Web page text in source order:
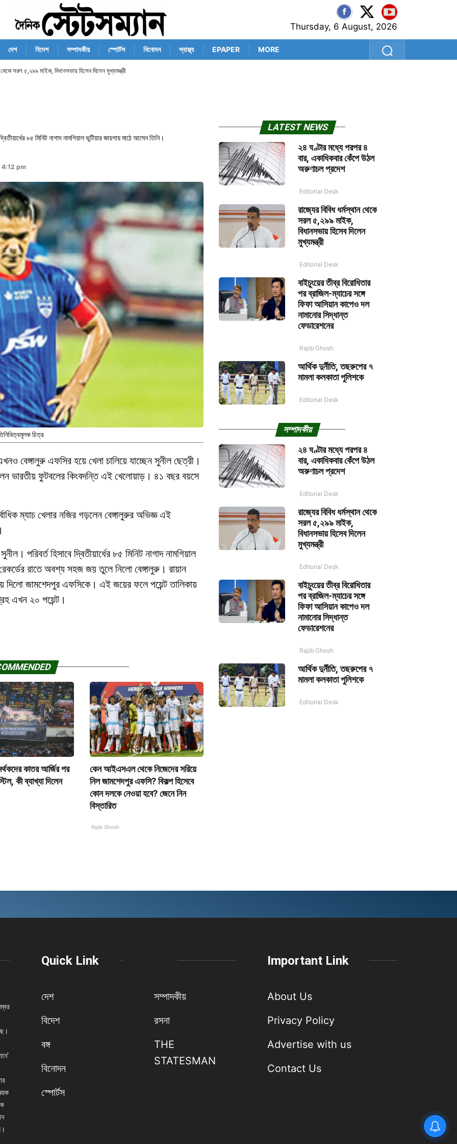
Thursday, 6 August, 2026
দেশ বিদেশ সম্পাদকীয় স্পোর্টস বিনোদন স্বাস্থ্য EPAPER MORE
থেকে সরল ৫,২৯৯ মাইক, বিধানসভায় হিসেব দিলেন মুখ্যমন্ত্রী
৮৫ মিনিট নাগাদ নামগিয়াল ভুটিয়ার জায়গায় মাঠে আসেন তিনি।
pm
চিত্র
বেঙ্গালুরু এফসির হয়ে খেলা চালিয়ে যাচ্ছেন সুনীল ছেত্রী।
ফুটবলের কিংবদন্তি এই খেলোয়াড়। ৪১ বছর বয়সে
ম্যাচ খেলার নজির গড়লেন বেঙ্গালুরুর অভিজ্ঞ এই
পরিবর্ত হিসাবে দ্বিতীয়ার্ধের ৮৫ মিনিট নাগাদ নামগিয়াল
রাতে অবশ্য সহজ জয় তুলে নিলো বেঙ্গালুরু। রায়ান
দিলো জামশেদপুর এফসিকে। এই জয়ের ফলে পয়েন্ট তালিকায়
এখন ২০ পয়েন্ট।
কাতর আর্জির পর
কী ব্যাখ্যা দিলেন
কেন আইএসএল থেকে নিজেদের সরিয়ে
নিল জামশেদপুর এফসি? বিকল্প হিসেবে
কোন দলকে নেওয়া হবে? জেনে নিন
বিস্তারিত
Rajib Ghosh
LATEST NEWS
২৪ ঘণ্টার মধ্যে পরপর ৪
বার, একাধিকবার কেঁপে উঠল
অরুণাচল প্রদেশ
Editorial Desk
রাজ্যের বিবিধ ধর্মস্থান থেকে
সরল ৫,২৯৯ মাইক,
বিধানসভায় হিসেব দিলেন
মুখ্যমন্ত্রী
Editorial Desk
বাইচুংয়ের তীব্র বিরোধিতার
পর ব্রাজিল-ম্যাচের সঙ্গে
ফিফা আসিয়ান কাপেও দল
নামানোর সিদ্ধান্ত
ফেডারেশনের
Rajib Ghosh
আর্থিক দুর্নীতি, তছরুপের ৭
মামলা কলকাতা পুলিশকে
Editorial Desk
সম্পাদকীয়
২৪ ঘণ্টার মধ্যে পরপর ৪
বার, একাধিকবার কেঁপে উঠল
অরুণাচল প্রদেশ
Editorial Desk
রাজ্যের বিবিধ ধর্মস্থান থেকে
সরল ৫,২৯৯ মাইক,
বিধানসভায় হিসেব দিলেন
মুখ্যমন্ত্রী
Editorial Desk
বাইচুংয়ের তীব্র বিরোধিতার
পর ব্রাজিল-ম্যাচের সঙ্গে
ফিফা আসিয়ান কাপেও দল
নামানোর সিদ্ধান্ত
ফেডারেশনের
Rajib Ghosh
আর্থিক দুর্নীতি, তছরুপের ৭
মামলা কলকাতা পুলিশকে
Editorial Desk
Quick Link
দেশ
বিদেশ
বঙ্গ
বিনোদন
স্পোর্টস
সম্পাদকীয়
রসনা
THE
STATESMAN
Important Link
About Us
Privacy Policy
Advertise with us
Contact Us